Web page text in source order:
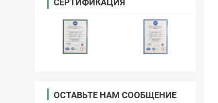
СЕРТИФИКАЦИЯ
ОСТАВЬТЕ НАМ СООБЩЕНИЕ